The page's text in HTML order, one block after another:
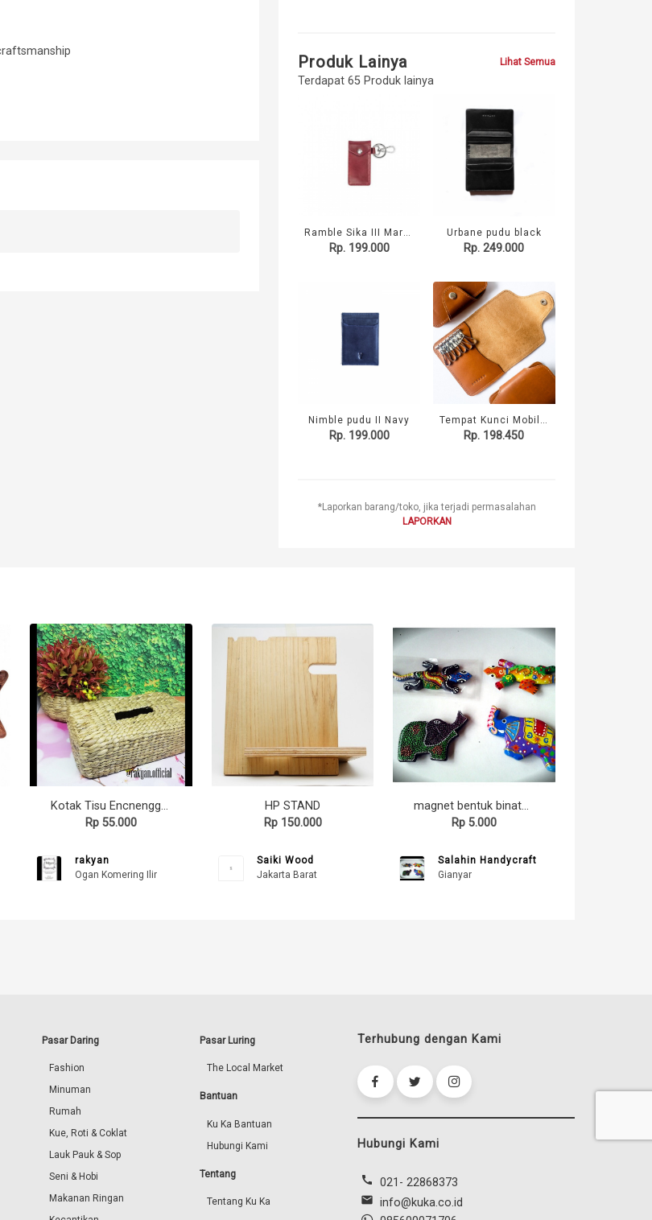
Produk Lainya
Terdapat 65 Produk lainya
Lihat Semua
Ramble Sika III Maroon
Rp. 199.000
Urbane pudu black
Rp. 249.000
Nimble pudu II Navy
Rp. 199.000
Tempat Kunci Mobil - Ramble Sika Tan
Rp. 198.450
*Laporkan barang/toko, jika terjadi permasalahan
LAPORKAN
Kotak Tisu Encnenggondok
Rp 55.000
rakyan
Ogan Komering Ilir
HP STAND
Rp 150.000
Saiki Wood
Jakarta Barat
magnet bentuk binatang
Rp 5.000
Salahin Handycraft
Gianyar
Pasar Daring
Fashion
Minuman
Rumah
Kue, Roti & Coklat
Lauk Pauk & Sop
Seni & Hobi
Makanan Ringan
Pasar Luring
The Local Market
Bantuan
Ku Ka Bantuan
Hubungi Kami
Tentang
Tentang Ku Ka
Terhubung dengan Kami
Hubungi Kami
call 021- 22868373
mail info@kuka.co.id